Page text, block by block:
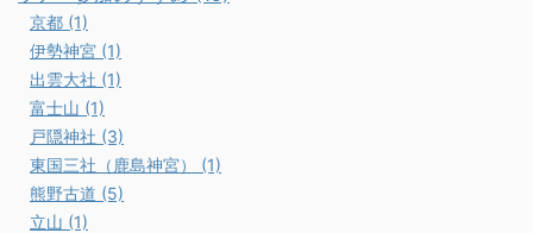
京都 (1)
伊勢神宮 (1)
出雲大社 (1)
富士山 (1)
戸隠神社 (3)
東国三社（鹿島神宮） (1)
熊野古道 (5)
立山 (1)